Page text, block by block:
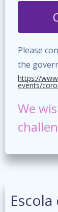
Please
the
https://
events/
We